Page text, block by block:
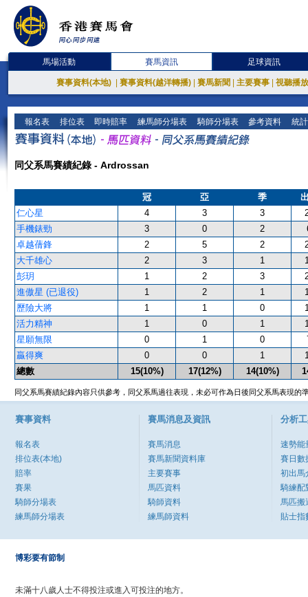
馬場活動 賽馬資訊 足球資訊
賽事資料(本地) 賽事資料(越洋轉播) 賽馬新聞 主要賽事 視聽播
報名表 排位表 即時賠率 練馬師分場表 騎師分場表 參考資料 統
同父系馬賽績紀錄 - Ardrossan
冠 亞 季
仁心星
4 3 3
手機錶勁
3 0 2
卓越蒨鋒
2 5 2
大千雄心
2 3 1
彭玥
1 2 3
進傲星 (已退役)
1 2 1
歷險大將
1 1 0
活力精神
1 0 1
星願無限
0 1 0
贏得爽
0 0 1
總數
15(10%) 17(12%) 14(10%)
同父系馬賽績紀錄內容只供參考，同父系馬過往表現，未必可作為日後同父系馬表現的
賽事資料
報名表
排位表(本地)
賠率
賽果
騎師分場表
練馬師分場表
賽馬消息及資訊
賽馬消息
賽馬新聞資料庫
主要賽事
馬匹資料
騎師資料
練馬師資料
分析
速勢能
賽日數
初出馬
騎練配
馬匹搬
貼士指
博彩要有節制
未滿十八歲人士不得投注或進入可投注的地方。